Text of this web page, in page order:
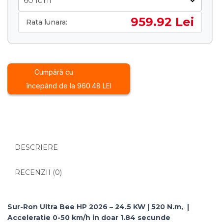
Rata lunara: 959.92 Lei
Cumpără cu
începând de la 960.48 LEI
DESCRIERE
RECENZII (0)
Sur-Ron Ultra Bee HP 2026 – 24.5 KW | 520 N.m, |
Acceleratie 0-50 km/h in doar 1.84 secunde